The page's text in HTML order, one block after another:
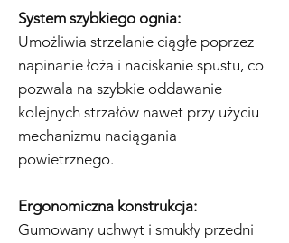
System szybkiego ognia:
Umożliwia strzelanie ciągłe poprzez
napinanie łoża i naciskanie spustu, co
pozwala na szybkie oddawanie
kolejnych strzałów nawet przy użyciu
mechanizmu naciągania
powietrznego.
Ergonomiczna konstrukcja:
Gumowany uchwyt i smukły przedni